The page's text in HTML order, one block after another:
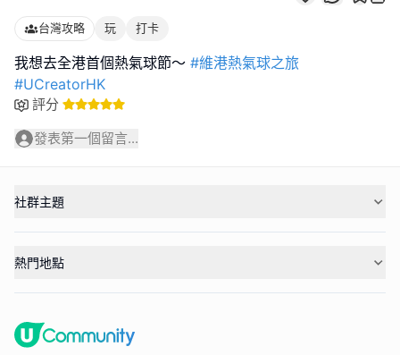
台灣攻略 玩 打卡
我想去全港首個熱氣球節～ #維港熱氣球之旅
#UCreatorHK
評分
發表第一個留言...
社群主題
熱門地點